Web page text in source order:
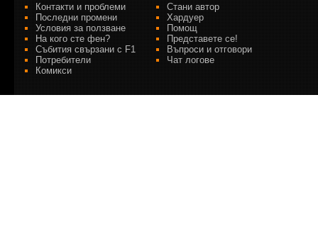
Контакти и проблеми
Стани автор
Последни промени
Хардуер
Условия за ползване
Помощ
На кого сте фен?
Представете се!
Събития свързани с F1
Въпроси и отговори
Потребители
Чат логове
Комикси